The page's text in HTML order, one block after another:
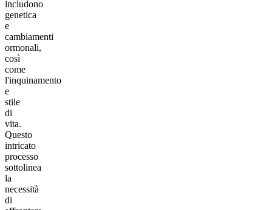
includono
genetica
e
cambiamenti
ormonali,
così
come
l'inquinamento
e
stile
di
vita.
Questo
intricato
processo
sottolinea
la
necessità
di